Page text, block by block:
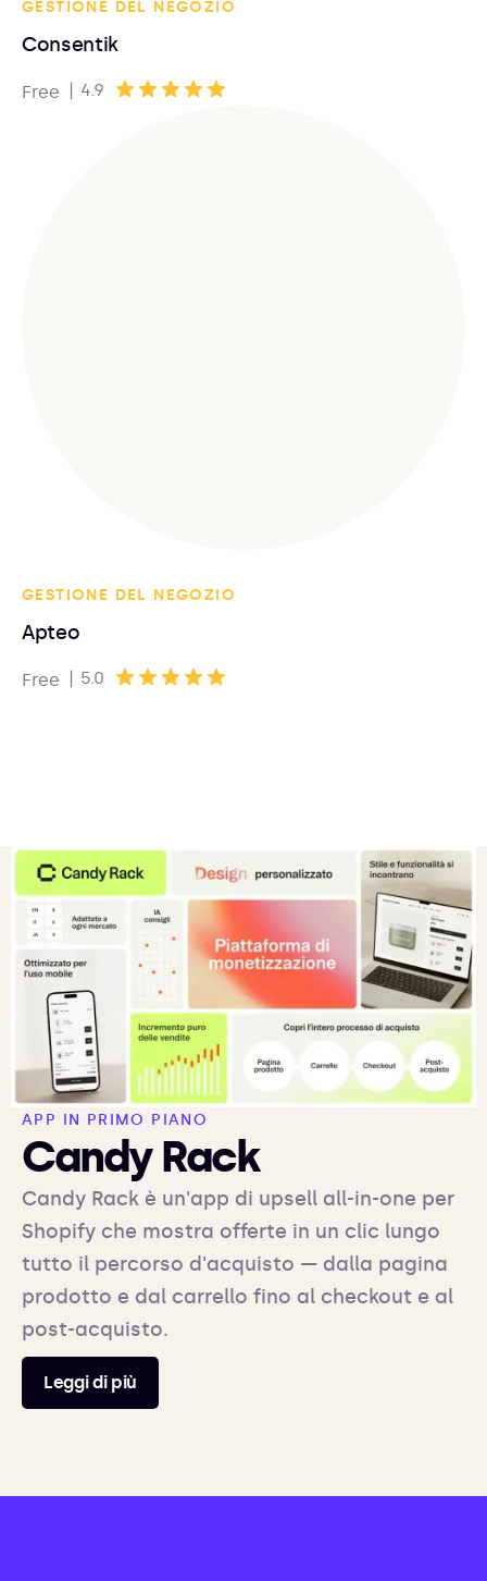
GESTIONE DEL NEGOZIO
Consentik
Free | 4.9
GESTIONE DEL NEGOZIO
Apteo
Free | 5.0
APP IN PRIMO PIANO
Candy Rack
Candy Rack è un'app di upsell all-in-one per
Shopify che mostra offerte in un clic lungo
tutto il percorso d'acquisto — dalla pagina
prodotto e dal carrello fino al checkout e al
post-acquisto.
Leggi di più